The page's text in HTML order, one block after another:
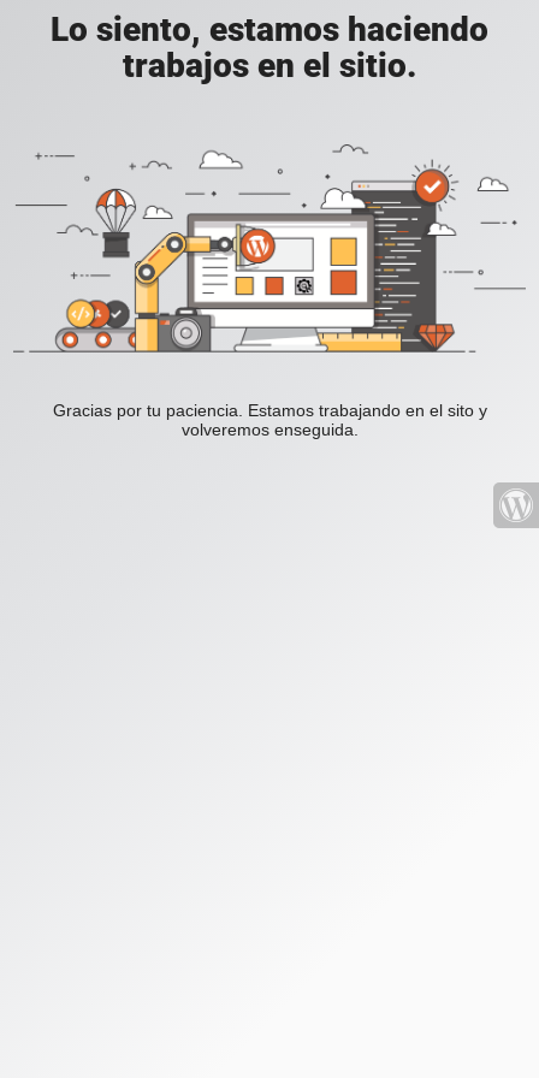
Lo siento, estamos haciendo
trabajos en el sitio.
Gracias por tu paciencia. Estamos trabajando en el sito y
volveremos enseguida.